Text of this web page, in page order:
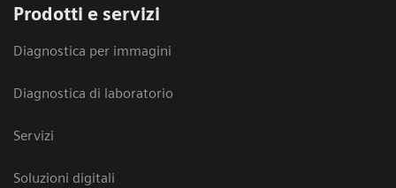
Prodotti e servizi
Diagnostica per immagini
Diagnostica di laboratorio
Servizi
Soluzioni digitali